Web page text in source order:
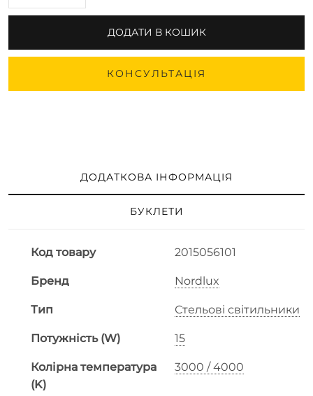
ДОДАТИ В КОШИК
КОНСУЛЬТАЦІЯ
ДОДАТКОВА ІНФОРМАЦІЯ
БУКЛЕТИ
Код товару 2015056101
Бренд Nordlux
Тип Стельові світильники
Потужність (W) 15
Колірна температура
(K)
3000 / 4000